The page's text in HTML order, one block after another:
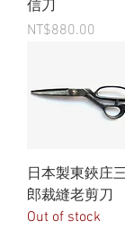
信刀
Price
NT$880.00
日本製東鋏庄
郎裁縫老剪刀
Out of stock